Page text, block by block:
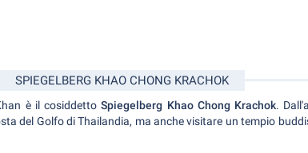
SPIEGELBERG KHAO CHONG KRACHOK
è il cosiddettoSpiegelberg Khao Chong Krachok.
del Golfo di Thailandia, ma anche visitare un tempio